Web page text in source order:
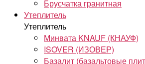
Брусчатка гранитная
Утеплитель
Утеплитель
Минвата KNAUF (КНАУФ)
ISOVER (ИЗОВЕР)
Базалит (базальтовые